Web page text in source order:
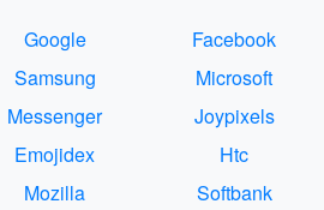
Google
Facebook
Samsung
Microsoft
Messenger
Joypixels
Emojidex
Htc
Mozilla
Softbank